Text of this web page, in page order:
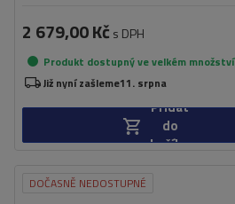
2 679,00 Kč s DPH
Produkt dostupný ve velkém množství
Již nyní zašleme11. srpna
Přidat
do
košíku
DOČASNĚ NEDOSTUPNÉ